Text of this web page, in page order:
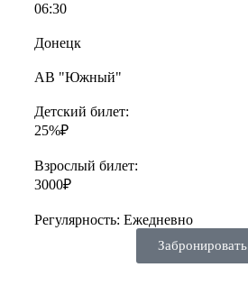
06:30
Донецк
АВ "Южный"
Детский билет:
25%₽
Взрослый билет:
3000₽
Регулярность: Ежедневно
Забронировать